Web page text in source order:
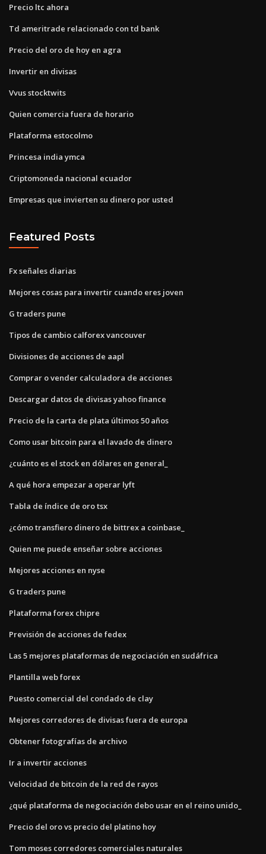
Precio ltc ahora
Td ameritrade relacionado con td bank
Precio del oro de hoy en agra
Invertir en divisas
Vvus stocktwits
Quien comercia fuera de horario
Plataforma estocolmo
Princesa india ymca
Criptomoneda nacional ecuador
Empresas que invierten su dinero por usted
Featured Posts
Fx señales diarias
Mejores cosas para invertir cuando eres joven
G traders pune
Tipos de cambio calforex vancouver
Divisiones de acciones de aapl
Comprar o vender calculadora de acciones
Descargar datos de divisas yahoo finance
Precio de la carta de plata últimos 50 años
Como usar bitcoin para el lavado de dinero
¿cuánto es el stock en dólares en general_
A qué hora empezar a operar lyft
Tabla de índice de oro tsx
¿cómo transfiero dinero de bittrex a coinbase_
Quien me puede enseñar sobre acciones
Mejores acciones en nyse
G traders pune
Plataforma forex chipre
Previsión de acciones de fedex
Las 5 mejores plataformas de negociación en sudáfrica
Plantilla web forex
Puesto comercial del condado de clay
Mejores corredores de divisas fuera de europa
Obtener fotografías de archivo
Ir a invertir acciones
Velocidad de bitcoin de la red de rayos
¿qué plataforma de negociación debo usar en el reino unido_
Precio del oro vs precio del platino hoy
Tom moses corredores comerciales naturales